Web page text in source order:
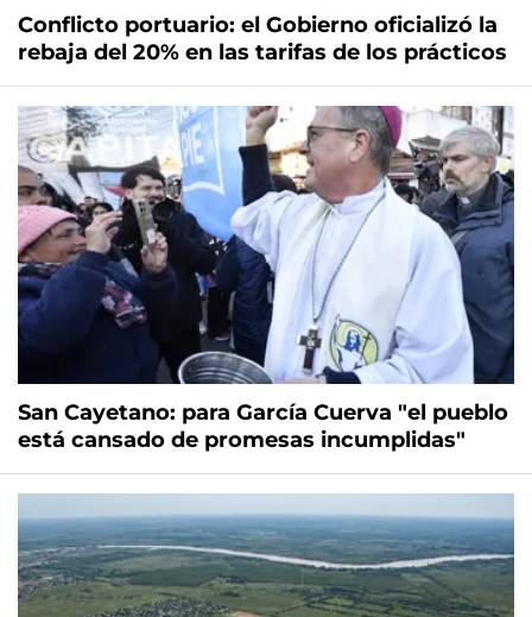
Conflicto portuario: el Gobierno oficializó la
rebaja del 20% en las tarifas de los prácticos
San Cayetano: para García Cuerva "el pueblo
está cansado de promesas incumplidas"